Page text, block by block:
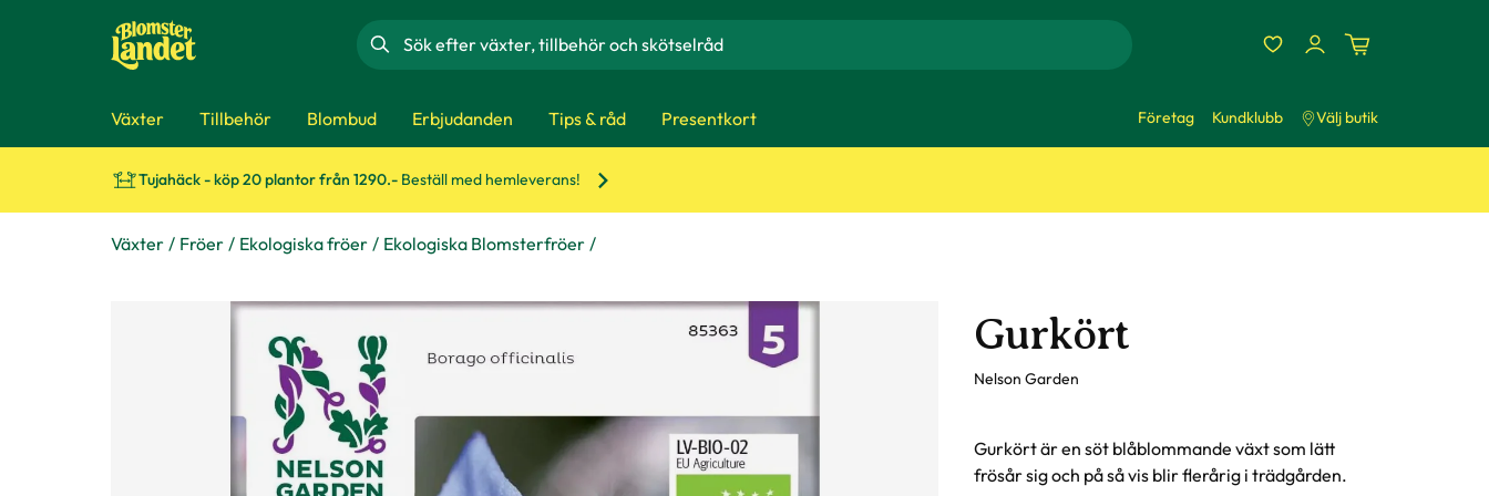
Sök
Växter Tillbehör Blombud Erbjudanden Tips & råd Presentkort Företag Kundklubb Välj butik
Tujahäck - köp 20 plantor från 1290.- Beställ med hemleverans!
Växter Fröer Ekologiska fröer Ekologiska Blomsterfröer
Gurkört
Nelson Garden
Gurkört är en söt blåblommande växt som lätt
frösår sig och på så vis blir flerårig i trädgården.